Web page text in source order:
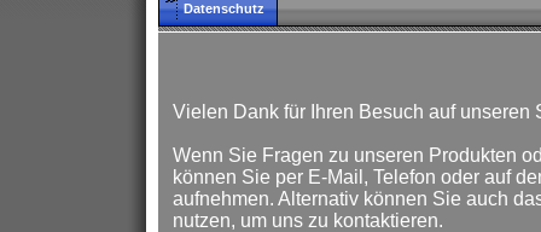
Datenschutz
Vielen Dank für Ihren Besuch auf unseren
Wenn Sie Fragen zu unseren Produkten
können Sie per E-Mail, Telefon oder auf
aufnehmen. Alternativ können Sie auch
nutzen, um uns zu kontaktieren.